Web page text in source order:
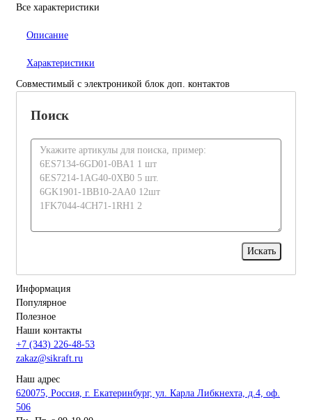
Все характеристики
Описание
Характеристики
Совместимый с электроникой блок доп. контактов
Поиск
Информация
Популярное
Полезное
Наши контакты
+7 (343) 226-48-53
zakaz@sikraft.ru
Наш адрес
620075, Россия, г. Екатеринбург, ул. Карла Либкнехта, д.4, оф.
506